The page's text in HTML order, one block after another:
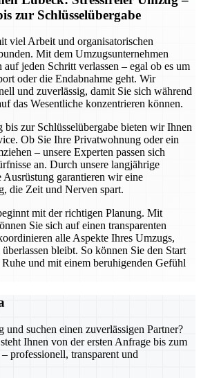
zur Schlüsselübergabe
viel Arbeit und organisatorischen
Mit dem Umzugsunternehmen
jeden Schritt verlassen – egal ob es um
oder die Endabnahme geht. Wir
und zuverlässig, damit Sie sich während
das Wesentliche konzentrieren können.
bis zur Schlüsselübergabe bieten wir Ihnen
Ob Sie Ihre Privatwohnung oder ein
– unsere Experten passen sich
an. Durch unsere langjährige
garantieren wir eine
die Zeit und Nerven spart.
mit der richtigen Planung. Mit
Sie sich auf einen transparenten
alle Aspekte Ihres Umzugs,
bleibt. So können Sie den Start
und mit einem beruhigenden Gefühl
und suchen einen zuverlässigen Partner?
Ihnen von der ersten Anfrage bis zum
professionell, transparent und